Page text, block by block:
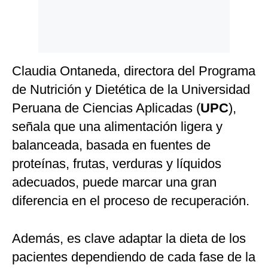
Claudia Ontaneda, directora del Programa
de Nutrición y Dietética de la Universidad
Peruana de Ciencias Aplicadas (UPC),
señala que una alimentación ligera y
balanceada, basada en fuentes de
proteínas, frutas, verduras y líquidos
adecuados, puede marcar una gran
diferencia en el proceso de recuperación.
Además, es clave adaptar la dieta de los
pacientes dependiendo de cada fase de la